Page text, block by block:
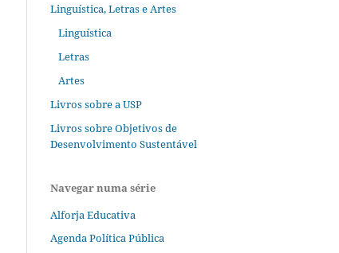
Linguística, Letras e Artes
Linguística
Letras
Artes
Livros sobre a USP
Livros sobre Objetivos de
Desenvolvimento Sustentável
Navegar numa série
Alforja Educativa
Agenda Política Pública